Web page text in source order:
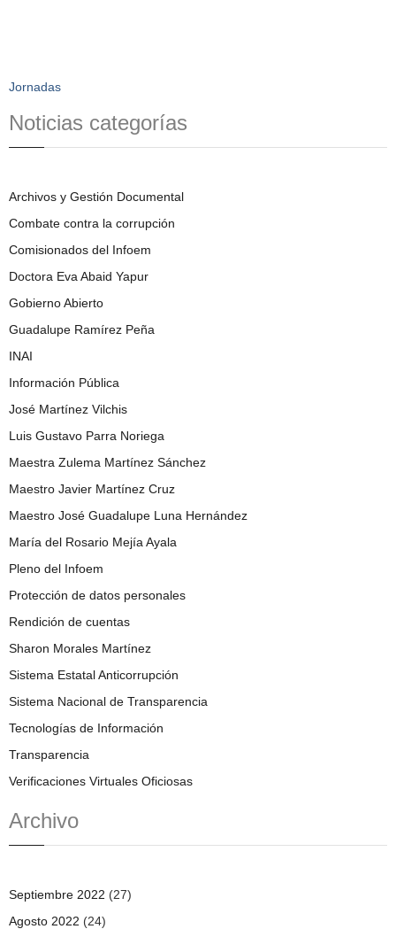
Jornadas
Noticias categorías
Archivos y Gestión Documental
Combate contra la corrupción
Comisionados del Infoem
Doctora Eva Abaid Yapur
Gobierno Abierto
Guadalupe Ramírez Peña
INAI
Información Pública
José Martínez Vilchis
Luis Gustavo Parra Noriega
Maestra Zulema Martínez Sánchez
Maestro Javier Martínez Cruz
Maestro José Guadalupe Luna Hernández
María del Rosario Mejía Ayala
Pleno del Infoem
Protección de datos personales
Rendición de cuentas
Sharon Morales Martínez
Sistema Estatal Anticorrupción
Sistema Nacional de Transparencia
Tecnologías de Información
Transparencia
Verificaciones Virtuales Oficiosas
Archivo
Septiembre 2022 (27)
Agosto 2022 (24)